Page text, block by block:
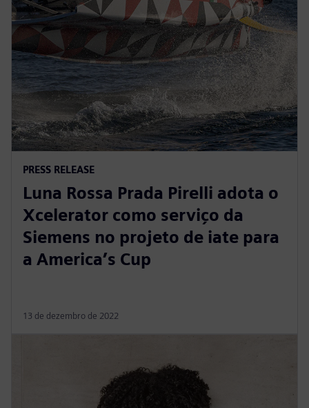
PRESS RELEASE
Luna Rossa Prada Pirelli adota o
Xcelerator como serviço da
Siemens no projeto de iate para
a America’s Cup
13 de dezembro de 2022